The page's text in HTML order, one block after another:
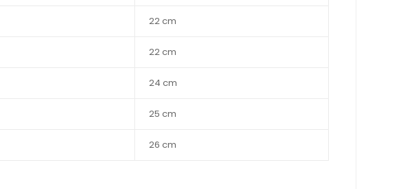
22 cm
22 cm
24 cm
25 cm
26 cm